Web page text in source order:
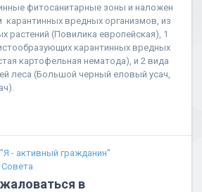
фитосанитарные зоны и наложен
карантинных вредных организмов, из
растений (Повилика европейская), 1
карантинных вредных
картофельная нематода), и 2 вида
леса (Большой черный еловый усач,
"Я - активный гражданин"
в